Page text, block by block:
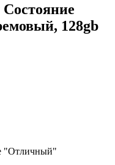
Состояние
128gb
"Отличный"